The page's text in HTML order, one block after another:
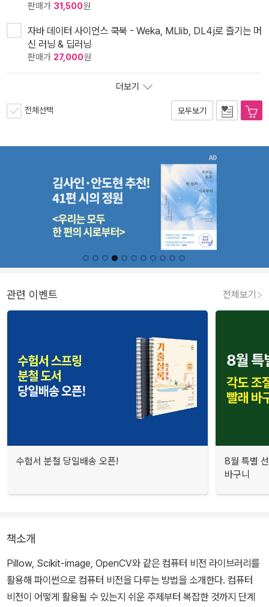
판매가 31,500원
자바 데이터 사이언스 쿡북 - Weka, MLlib, DL4j로 즐기는 머
신 러닝 & 딥러닝
판매가 27,000원
더보기
전체선택 모두보기
관련 이벤트 전체보기
수험서 분철 당일배송 오픈!
8월 특별
바구니
책소개
Pillow, Scikit-image, OpenCV와 같은 컴퓨터 비전 라이브러리를
활용해 파이썬으로 컴퓨터 비전을 다루는 방법을 소개한다. 컴퓨터
비전이 어떻게 활용될 수 있는지 쉬운 주제부터 복잡한 것까지 단계